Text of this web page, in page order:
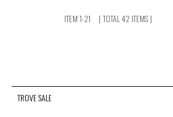
ITEM 1-21 [ TOTAL 42 ITEMS ]
TROVE SALE